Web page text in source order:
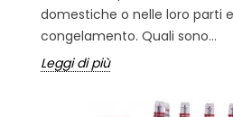
domestiche o nelle loro parti
congelamento. Quali sono...
Leggi di più